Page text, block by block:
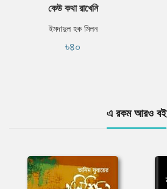
কেউ কথা রাখেনি
ইমদাদুল হক মিলন
৳৪০
এ রকম আরও বই